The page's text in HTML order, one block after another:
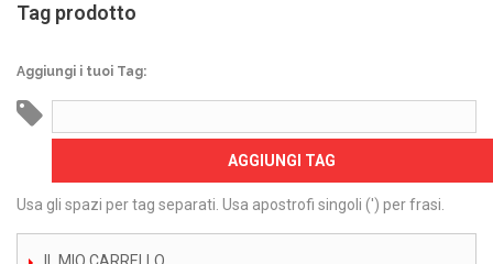
Tag prodotto
Aggiungi i tuoi Tag:
AGGIUNGI TAG
Usa gli spazi per tag separati. Usa apostrofi singoli (') per frasi.